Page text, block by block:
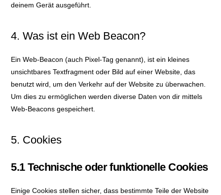
deinem Gerät ausgeführt.
4. Was ist ein Web Beacon?
Ein Web-Beacon (auch Pixel-Tag genannt), ist ein kleines
unsichtbares Textfragment oder Bild auf einer Website, das
benutzt wird, um den Verkehr auf der Website zu überwachen.
Um dies zu ermöglichen werden diverse Daten von dir mittels
Web-Beacons gespeichert.
5. Cookies
5.1 Technische oder funktionelle Cookies
Einige Cookies stellen sicher, dass bestimmte Teile der Website